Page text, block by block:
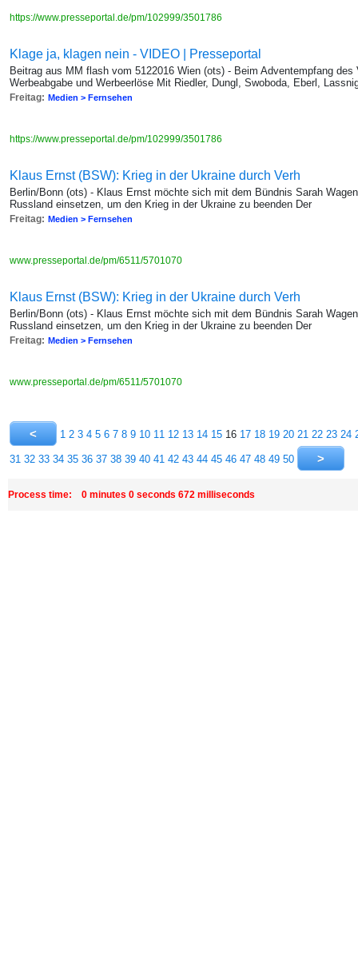
https://www.presseportal.de/pm/102999/3501786
Klage ja, klagen nein - VIDEO | Presseportal
Beitrag aus MM flash vom 5122016 Wien (ots) - Beim Adventempfang
Werbeabgabe und Werbeerlöse Mit Riedler, Dungl, Swoboda, Eberl,
Freitag: Medien > Fernsehen
https://www.presseportal.de/pm/102999/3501786
Klaus Ernst (BSW): Krieg in der Ukraine durch Verh
Berlin/Bonn (ots) - Klaus Ernst möchte sich mit dem Bündnis Sarah
Russland einsetzen, um den Krieg in der Ukraine zu beenden Der
Freitag: Medien > Fernsehen
www.presseportal.de/pm/6511/5701070
Klaus Ernst (BSW): Krieg in der Ukraine durch Verh
Berlin/Bonn (ots) - Klaus Ernst möchte sich mit dem Bündnis Sarah
Russland einsetzen, um den Krieg in der Ukraine zu beenden Der
Freitag: Medien > Fernsehen
www.presseportal.de/pm/6511/5701070
1 2 3 4 5 6 7 8 9 10 11 12 13 14 15 16 17 18 19 20 21 22 23 24
31 32 33 34 35 36 37 38 39 40 41 42 43 44 45 46 47 48 49 50
Process time: 0 minutes 0 seconds 672 milliseconds